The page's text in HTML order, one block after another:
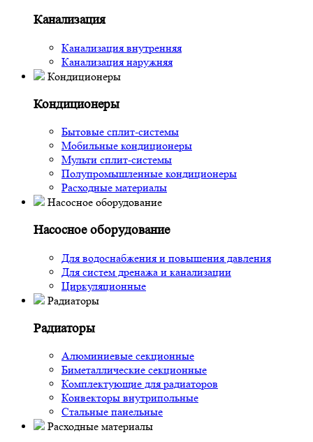
Канализация
Канализация внутренняя
Канализация наружняя
Кондиционеры
Кондиционеры
Бытовые сплит-системы
Мобильные кондиционеры
Мульти сплит-системы
Полупромышленные кондиционеры
Расходные материалы
Насосное оборудование
Насосное оборудование
Для водоснабжения и повышения давления
Для систем дренажа и канализации
Циркуляционные
Радиаторы
Радиаторы
Алюминиевые секционные
Биметаллические секционные
Комплектующие для радиаторов
Конвекторы внутрипольные
Стальные панельные
Расходные материалы